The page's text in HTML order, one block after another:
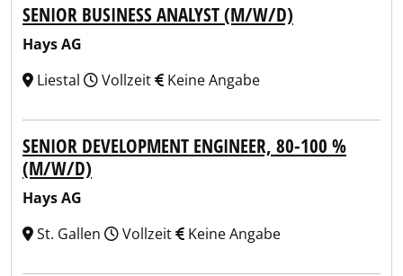
SENIOR BUSINESS ANALYST (M/W/D)
Hays AG
Liestal
Vollzeit Keine Angabe
SENIOR DEVELOPMENT ENGINEER, 80-100 %
(M/W/D)
Hays AG
St. Gallen
Vollzeit Keine Angabe